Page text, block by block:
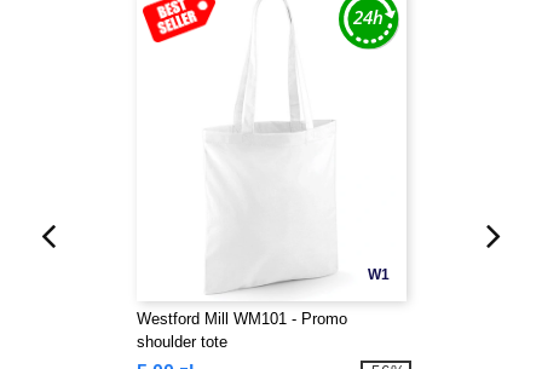
W1
Westford Mill WM101 - Promo
shoulder tote